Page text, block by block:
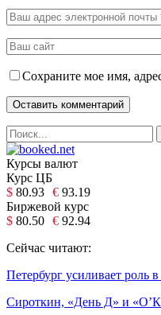
Сохраните мое имя,
Курсы валют
Курс ЦБ
$ 80.93 € 93.19
Биржевой курс
$ 80.50 € 92.94
Сейчас читают:
Петербург усиливает роль
Сироткин, «День Д» и